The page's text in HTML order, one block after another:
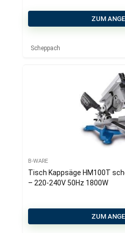
ZUM
Scheppach
B-WARE
Tisch Kappsäge HM100T
– 220-240V 50Hz 1800W
ZUM